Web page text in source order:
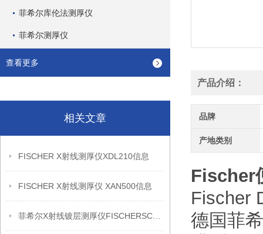
菲希尔库伦法测厚仪
菲希尔测厚仪
查看更多
相关文章
FISCHER X射线测厚仪XDL210信息
FISCHER X射线测厚仪 XAN500信息
产品介绍：
品牌
产地类别
Fischer
Fischer
德国菲